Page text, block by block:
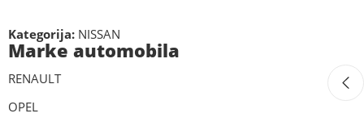
Kategorija: NISSAN
Marke automobila
RENAULT
OPEL